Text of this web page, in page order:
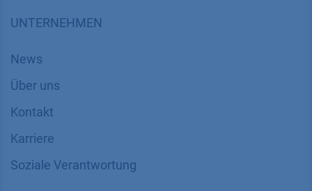
UNTERNEHMEN
News
Über uns
Kontakt
Karriere
Soziale Verantwortung